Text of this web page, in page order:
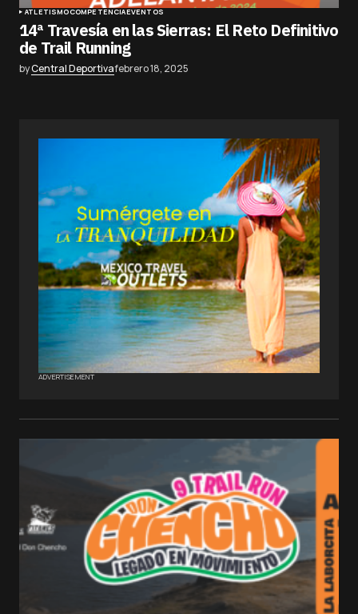
ATLETISMOCOMPETENCIAEVENTOS
14ª Travesía en las Sierras: El Reto Definitivo
de Trail Running
byCentral Deportivafebrero 18, 2025
ADVERTISEMENT